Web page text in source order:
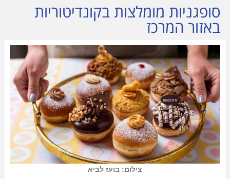
סופגניות מומלצות בקונדיטוריות
באזור המרכז
צילום: בועז לביא